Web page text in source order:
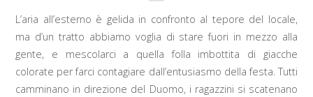
L’aria all’esterno è gelida in confronto al tepore del locale,
ma d’un tratto abbiamo voglia di stare fuori in mezzo alla
gente, e mescolarci a quella folla imbottita di giacche
colorate per farci contagiare dall’entusiasmo della festa. Tutti
camminano in direzione del Duomo, i ragazzini si scatenano